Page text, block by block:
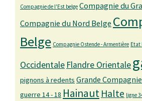
Compagnie de l'Est belge Compagnie du
Compagnie du Nord Belge
Belge Compagnie Ostende - Armentière Etat
Occidentale Flandre Orientale
pignons à redents Grande
guerre 14 - 18 Hainaut Halte ligne